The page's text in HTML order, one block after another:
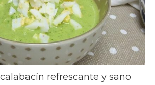
refrescante y sano